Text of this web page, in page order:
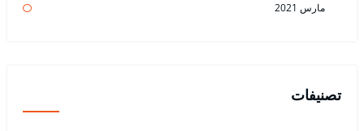
مارس 2021
تصنيفات